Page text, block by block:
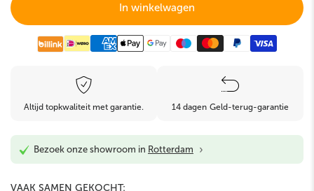
In winkelwagen
Altijd topkwaliteit met garantie. 14 dagen Geld-terug-garantie
Bezoek onze showroom in Rotterdam ›
VAAK SAMEN GEKOCHT: